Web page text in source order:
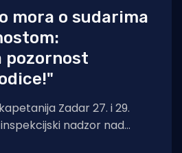
mora o sudarima
pozornost
Zadar 27. i 29.
nadzor nad